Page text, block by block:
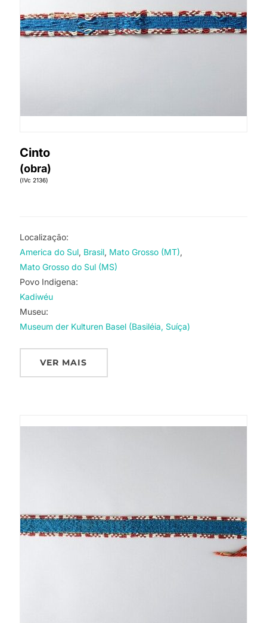
Cinto
(obra)
(IVc 2136)
Localização:
America do Sul Brasil Mato Grosso (MT)
Mato Grosso do Sul (MS)
Povo Indigena:
Kadiwéu
Museu:
Museum der Kulturen Basel (Basiléia, Suíça)
VER MAIS